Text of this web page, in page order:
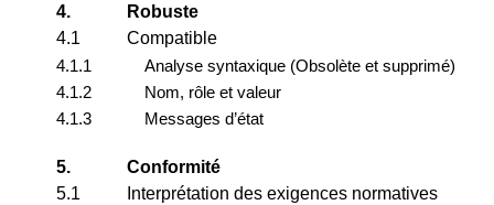
4.
Robuste
4.1
Compatible
4.1.1
Analyse syntaxique (Obsolète et supprimé)
4.1.2
Nom, rôle et valeur
4.1.3
Messages d’état
5.
Conformité
5.1
Interprétation des exigences normatives